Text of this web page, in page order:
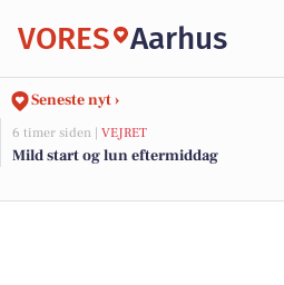
VORES Aarhus
Seneste nyt ›
6 timer siden | VEJRET
Mild start og lun eftermiddag